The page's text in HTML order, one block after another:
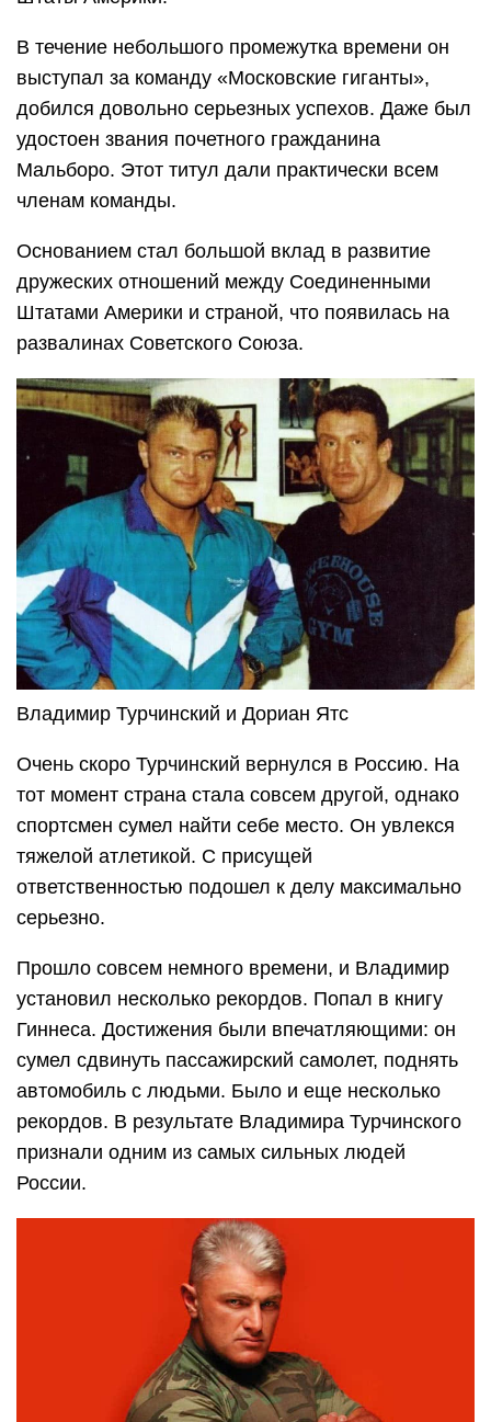
В течение небольшого промежутка времени он
выступал за команду «Московские гиганты»,
добился довольно серьезных успехов. Даже был
удостоен звания почетного гражданина
Мальборо. Этот титул дали практически всем
членам команды.
Основанием стал большой вклад в развитие
дружеских отношений между Соединенными
Штатами Америки и страной, что появилась на
развалинах Советского Союза.
Владимир Турчинский и Дориан Ятс
Очень скоро Турчинский вернулся в Россию. На
тот момент страна стала совсем другой, однако
спортсмен сумел найти себе место. Он увлекся
тяжелой атлетикой. С присущей
ответственностью подошел к делу максимально
серьезно.
Прошло совсем немного времени, и Владимир
установил несколько рекордов. Попал в книгу
Гиннеса. Достижения были впечатляющими: он
сумел сдвинуть пассажирский самолет, поднять
автомобиль с людьми. Было и еще несколько
рекордов. В результате Владимира Турчинского
признали одним из самых сильных людей
России.